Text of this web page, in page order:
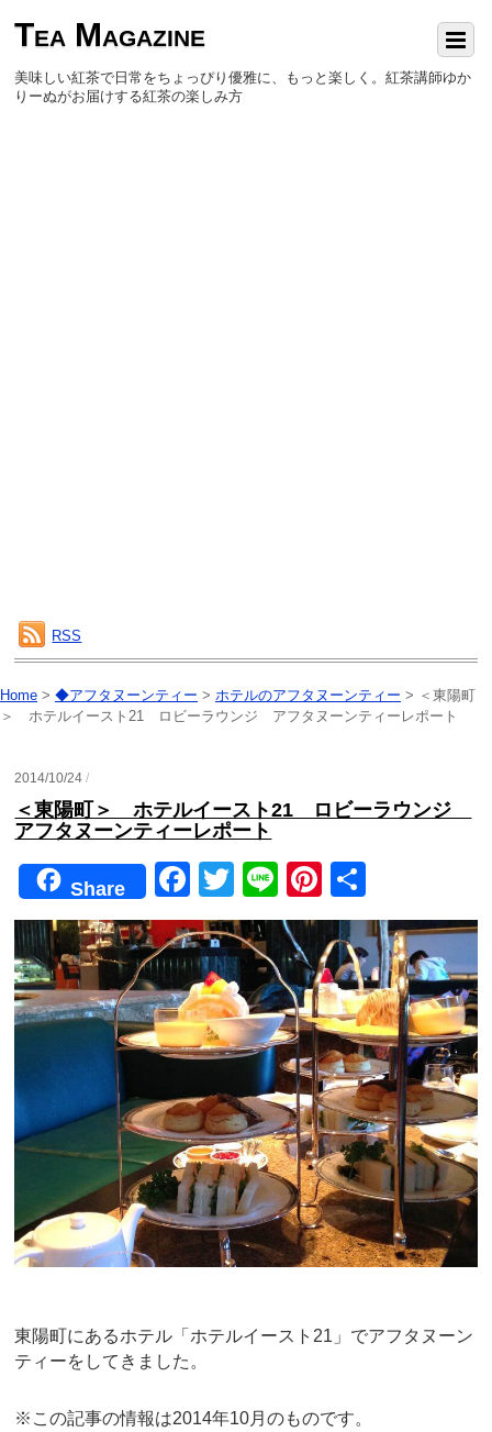
Tea Magazine
美味しい紅茶で日常をちょっぴり優雅に、もっと楽しく。紅茶講師ゆか
りーぬがお届けする紅茶の楽しみ方
RSS
Home > ◆アフタヌーンティー > ホテルのアフタヌーンティー > ＜東陽町
＞ ホテルイースト21 ロビーラウンジ アフタヌーンティーレポート
2014/10/24/
＜東陽町＞ ホテルイースト21 ロビーラウンジ
アフタヌーンティーレポート
Share
F
a
c
e
b
o
o
k
T
wi
tt
er
Li
n
e
Pi
nt
er
e
st
有
東陽町にあるホテル「ホテルイースト21」でアフタヌーン
ティーをしてきました。
※この記事の情報は2014年10月のものです。